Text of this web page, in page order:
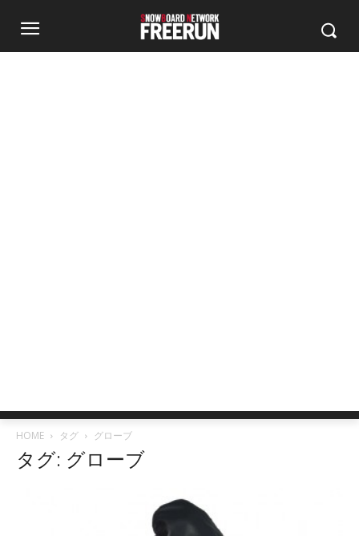
HOME タグ グローブ
タグ: グローブ